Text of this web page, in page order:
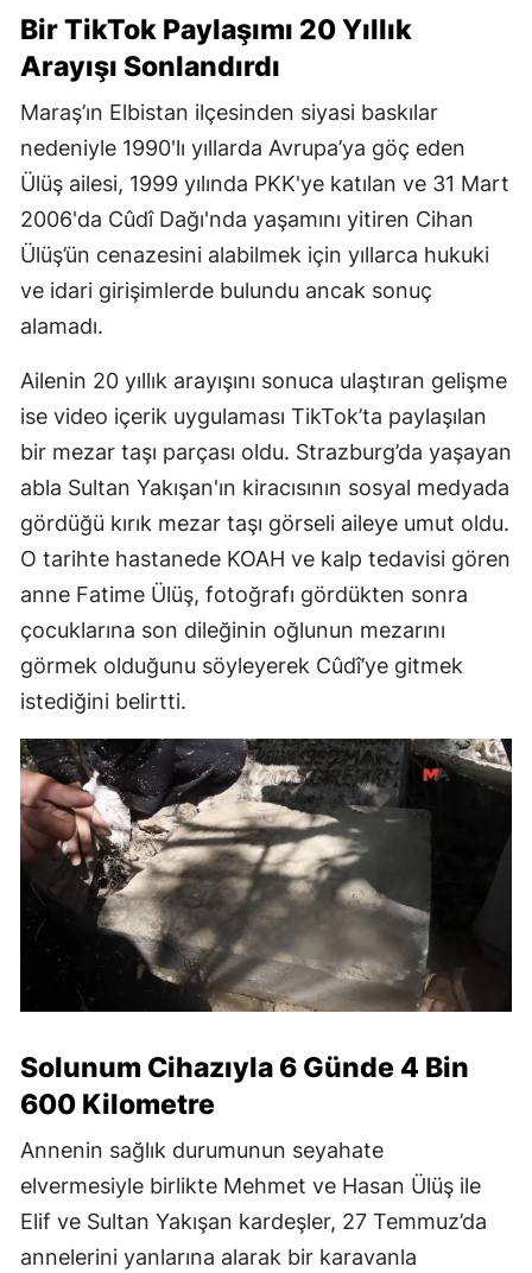
Bir TikTok Paylaşımı 20 Yıllık
Arayışı Sonlandırdı
Maraş’ın Elbistan ilçesinden siyasi baskılar
nedeniyle 1990'lı yıllarda Avrupa’ya göç eden
Ülüş ailesi, 1999 yılında PKK'ye katılan ve 31 Mart
2006'da Cûdî Dağı'nda yaşamını yitiren Cihan
Ülüş’ün cenazesini alabilmek için yıllarca hukuki
ve idari girişimlerde bulundu ancak sonuç
alamadı.
Ailenin 20 yıllık arayışını sonuca ulaştıran gelişme
ise video içerik uygulaması TikTok’ta paylaşılan
bir mezar taşı parçası oldu. Strazburg’da yaşayan
abla Sultan Yakışan'ın kiracısının sosyal medyada
gördüğü kırık mezar taşı görseli aileye umut oldu.
O tarihte hastanede KOAH ve kalp tedavisi gören
anne Fatime Ülüş, fotoğrafı gördükten sonra
çocuklarına son dileğinin oğlunun mezarını
görmek olduğunu söyleyerek Cûdî’ye gitmek
istediğini belirtti.
Solunum Cihazıyla 6 Günde 4 Bin
600 Kilometre
Annenin sağlık durumunun seyahate
elvermesiyle birlikte Mehmet ve Hasan Ülüş ile
Elif ve Sultan Yakışan kardeşler, 27 Temmuz’da
annelerini yanlarına alarak bir karavanla